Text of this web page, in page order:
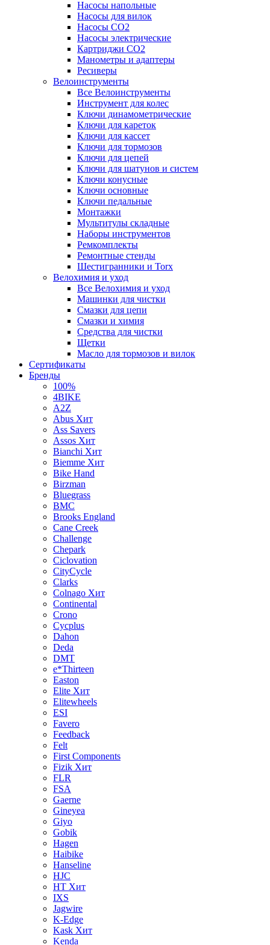
Насосы напольные
Насосы для вилок
Насосы CO2
Насосы электрические
Картриджи CO2
Манометры и адаптеры
Ресиверы
Велоинструменты
Все Велоинструменты
Инструмент для колес
Ключи динамометрические
Ключи для кареток
Ключи для кассет
Ключи для тормозов
Ключи для цепей
Ключи для шатунов и систем
Ключи конусные
Ключи основные
Ключи педальные
Монтажки
Мультитулы складные
Наборы инструментов
Ремкомплекты
Ремонтные стенды
Шестигранники и Torx
Велохимия и уход
Все Велохимия и уход
Машинки для чистки
Смазки для цепи
Смазки и химия
Средства для чистки
Щетки
Масло для тормозов и вилок
Сертификаты
Бренды
100%
4BIKE
A2Z
Abus Хит
Ass Savers
Assos Хит
Bianchi Хит
Biemme Хит
Bike Hand
Birzman
Bluegrass
BMC
Brooks England
Cane Creek
Challenge
Chepark
Ciclovation
CityCycle
Clarks
Colnago Хит
Continental
Crono
Cycplus
Dahon
Deda
DMT
e*Thirteen
Easton
Elite Хит
Elitewheels
ESI
Favero
Feedback
Felt
First Components
Fizik Хит
FLR
FSA
Gaerne
Gineyea
Giyo
Gobik
Hagen
Haibike
Hanseline
HJC
HT Хит
IXS
Jagwire
K-Edge
Kask Хит
Kenda